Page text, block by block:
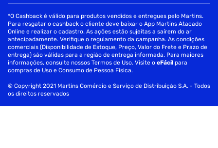
*O Cashback é válido para produtos vendidos e entregues pelo Martins.
Para resgatar o cashback o cliente deve baixar o App Martins Atacado
Online e realizar o cadastro. As ações estão sujeitas a saírem do ar
antecipadamente. Verifique o regulamento da campanha. As condições
comerciais (Disponibilidade de Estoque, Preço, Valor do Frete e Prazo de
entrega) são válidas para a região de entrega informada. Para maiores
informações, consulte nossos Termos de Uso. Visite oeFácil para
compras de Uso e Consumo de Pessoa Física.
© Copyright 2021 Martins Comércio e Serviço de Distribuição S.A. - Todos
os direitos reservados